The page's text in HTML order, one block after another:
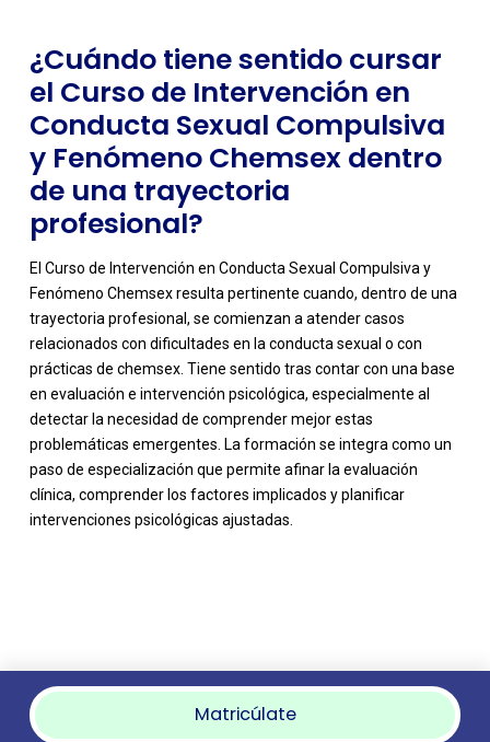
¿Cuándo tiene sentido cursar
el Curso de Intervención en
Conducta Sexual Compulsiva
y Fenómeno Chemsex dentro
de una trayectoria
profesional?
El Curso de Intervención en Conducta Sexual Compulsiva y
Fenómeno Chemsex resulta pertinente cuando, dentro de una
trayectoria profesional, se comienzan a atender casos
relacionados con dificultades en la conducta sexual o con
prácticas de chemsex. Tiene sentido tras contar con una base
en evaluación e intervención psicológica, especialmente al
detectar la necesidad de comprender mejor estas
problemáticas emergentes. La formación se integra como un
paso de especialización que permite afinar la evaluación
clínica, comprender los factores implicados y planificar
intervenciones psicológicas ajustadas.
Matricúlate